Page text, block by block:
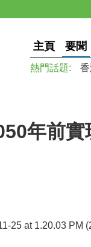
主頁 要聞
熱門話題:
年前